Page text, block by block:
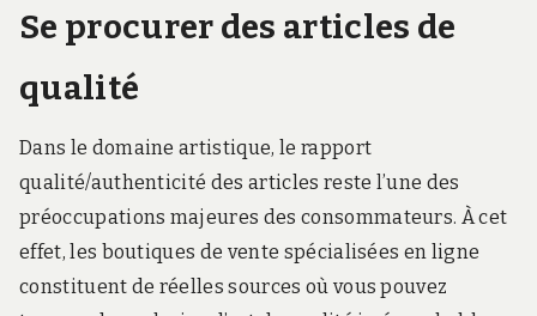
Se procurer des articles de
qualité
Dans le domaine artistique, le rapport
qualité/authenticité des articles reste l’une des
préoccupations majeures des consommateurs. À cet
effet, les boutiques de vente spécialisées en ligne
constituent de réelles sources où vous pouvez